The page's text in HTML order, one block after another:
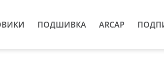
ПОДШИВКА ARCAP